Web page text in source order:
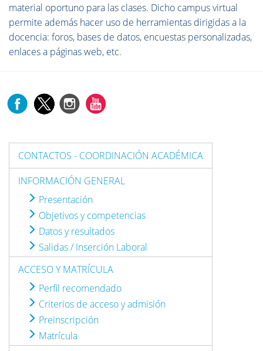
material oportuno para las clases. Dicho campus virtual
permite además hacer uso de herramientas dirigidas a la
docencia: foros, bases de datos, encuestas personalizadas,
enlaces a páginas web, etc.
CONTACTOS - COORDINACIÓN ACADÉMICA
INFORMACIÓN GENERAL
Presentación
Objetivos y competencias
Datos y resultados
Salidas / Inserción Laboral
ACCESO Y MATRÍCULA
Perfil recomendado
Criterios de acceso y admisión
Preinscripción
Matrícula